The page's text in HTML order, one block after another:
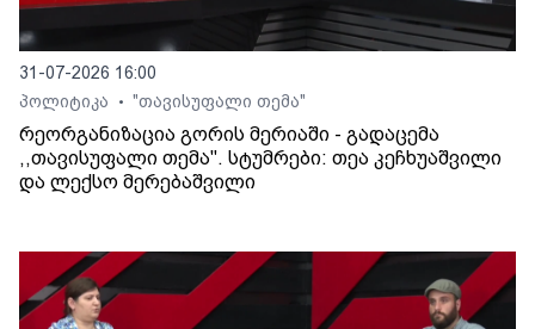
31-07-2026 16:00
პოლიტიკა
• "თავისუფალი თემა"
რეორგანიზაცია გორის მერიაში - გადაცემა
,,თავისუფალი თემა". სტუმრები: თეა კეჩხუაშვილი
და ლექსო მერებაშვილი